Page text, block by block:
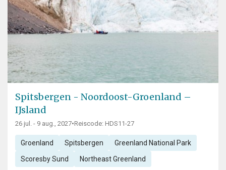
Spitsbergen - Noordoost-Groenland –
IJsland
26 jul. - 9 aug., 2027•Reiscode: HDS11-27
Groenland Spitsbergen Greenland National Park
Scoresby Sund Northeast Greenland